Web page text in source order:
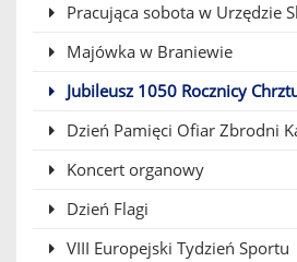
Pracująca sobota w Urzędzie
Majówka w Braniewie
Jubileusz 1050 Rocznicy
Dzień Pamięci Ofiar Zbrodni
Koncert organowy
Dzień Flagi
VIII Europejski Tydzień Sportu